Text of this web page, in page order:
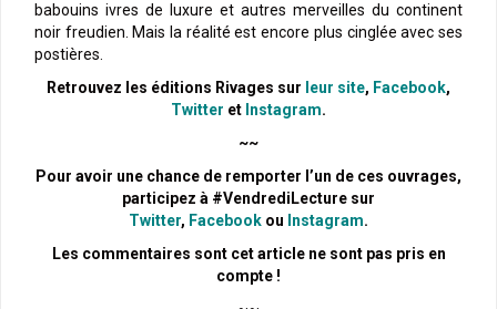
babouins ivres de luxure et autres merveilles du continent
noir freudien. Mais la réalité est encore plus cinglée avec ses
postières.
Retrouvez les éditions Rivages sur leur site, Facebook,
Twitter et Instagram.
~~
Pour avoir une chance de remporter l’un de ces ouvrages,
participez à #VendrediLecture sur
Twitter, Facebook ou Instagram.
Les commentaires sont cet article ne sont pas pris en
compte !